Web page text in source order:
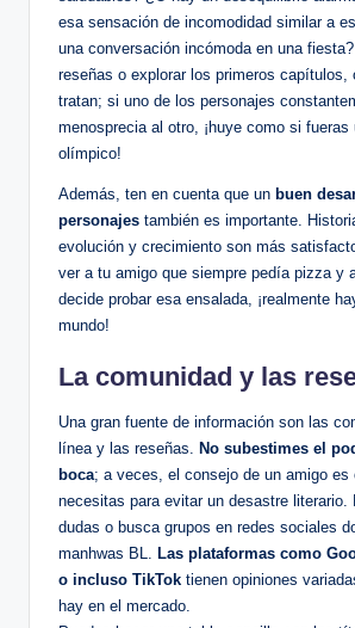
esa sensación de incomodidad similar a
una conversación incómoda en una
reseñas o explorar los primeros capítulos,
tratan; si uno de los personajes
menosprecia al otro, ¡huye como si fueras‍
olímpico!
Además, ten en ⁤cuenta que un buen
personajes también es importante.
evolución y crecimiento son más
ver a tu amigo que siempre pedía pizza‌ y
decide ⁤probar⁤ esa ensalada,‍ ¡realmente
mundo!
La comunidad‌ y ⁤las
Una gran fuente de información son las
línea y las reseñas. No subestimes el
boca; a veces,⁤ el consejo de un amigo es⁤
necesitas para evitar un desastre literario.
dudas o busca‍ grupos en ‌redes sociales
manhwas ⁣BL. Las plataformas como
o‌ incluso TikTok tienen opiniones
hay ‍en el mercado.